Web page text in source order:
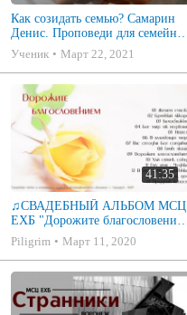
Как созидать семью? Самарин
Денис. Проповеди для семейных
МСЦ ЕХБ
Ученик Март 22, 2021
41:35
♫СВАДЕБНЫЙ АЛЬБОМ МСЦ
ЕХБ "Дорожите благословением
- Христианские песни.
Музыкальный диск. Псалмы
Piligrim Март 11, 2020